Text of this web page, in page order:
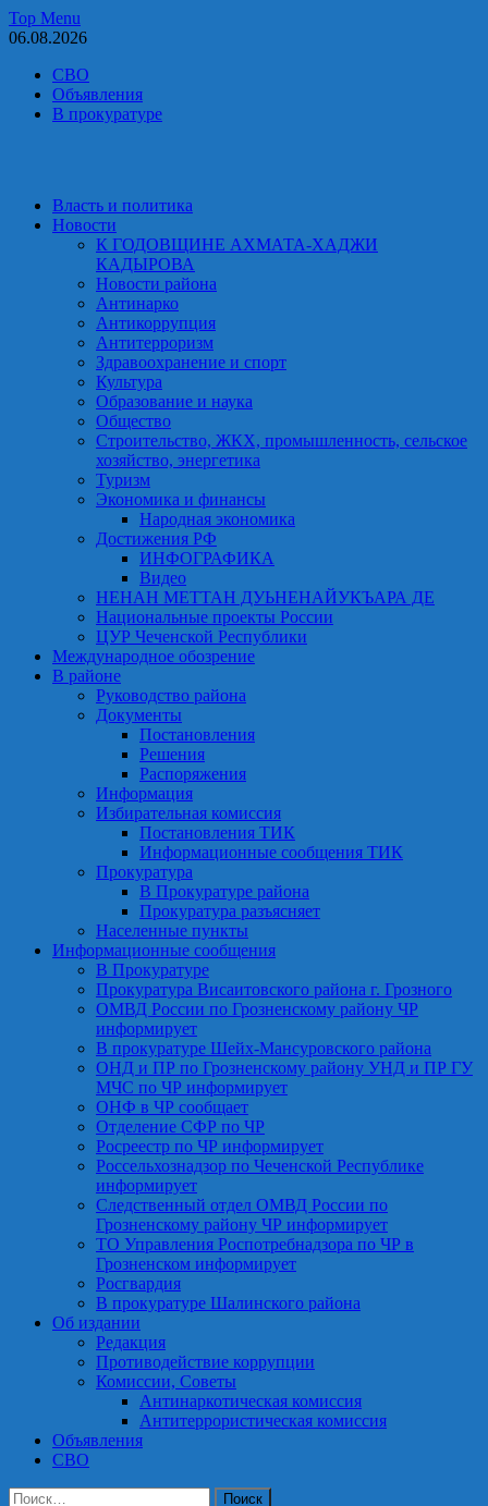
Skip
to
Top Menu
06.08.2026
СВО
Объявления
В прокуратуре
Власть и политика
Новости
К ГОДОВЩИНЕ АХМАТА-ХАДЖИ
КАДЫРОВА
Новости района
Антинарко
Антикоррупция
Антитерроризм
Здравоохранение и спорт
Культура
Образование и наука
Общество
Строительство, ЖКХ, промышленность, сельское
хозяйство, энергетика
Туризм
Экономика и финансы
Народная экономика
Достижения РФ
ИНФОГРАФИКА
Видео
НЕНАН МЕТТАН ДУЬНЕНАЙУКЪАРА ДЕ
Национальные проекты России
ЦУР Чеченской Республики
Международное обозрение
В районе
Руководство района
Документы
Постановления
Решения
Распоряжения
Информация
Избирательная комиссия
Постановления ТИК
Информационные сообщения ТИК
Прокуратура
В Прокуратуре района
Прокуратура разъясняет
Населенные пункты
Информационные сообщения
В Прокуратуре
Прокуратура Висаитовского района г. Грозного
ОМВД России по Грозненскому району ЧР
информирует
В прокуратуре Шейх-Мансуровского района
ОНД и ПР по Грозненскому району УНД и ПР ГУ
МЧС по ЧР информирует
ОНФ в ЧР сообщает
Отделение СФР по ЧР
Росреестр по ЧР информирует
Россельхознадзор по Чеченской Республике
информирует
Следственный отдел ОМВД России по
Грозненскому району ЧР информирует
ТО Управления Роспотребнадзора по ЧР в
Грозненском информирует
Росгвардия
В прокуратуре Шалинского района
Об издании
Редакция
Противодействие коррупции
Комиссии, Советы
Антинаркотическая комиссия
Антитеррористическая комиссия
Объявления
СВО
Найти: